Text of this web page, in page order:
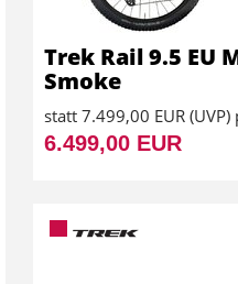
Trek Rail 9.5 EU
Smoke
statt 7.499,00 EUR (UVP)
6.499,00 EUR